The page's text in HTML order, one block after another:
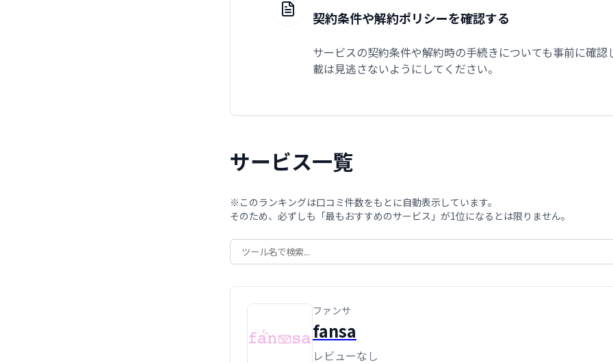
契約条件や解約ポリシーを確認する
サービスの契約条件や解約時の手続きについても事前に確
載は見逃さないようにしてください。
サービス一覧
※このランキングは口コミ件数をもとに自動表示しています。
そのため、必ずしも「最もおすすめのサービス」が1位になるとは限りません。
ファンサ
fansa
レビューなし